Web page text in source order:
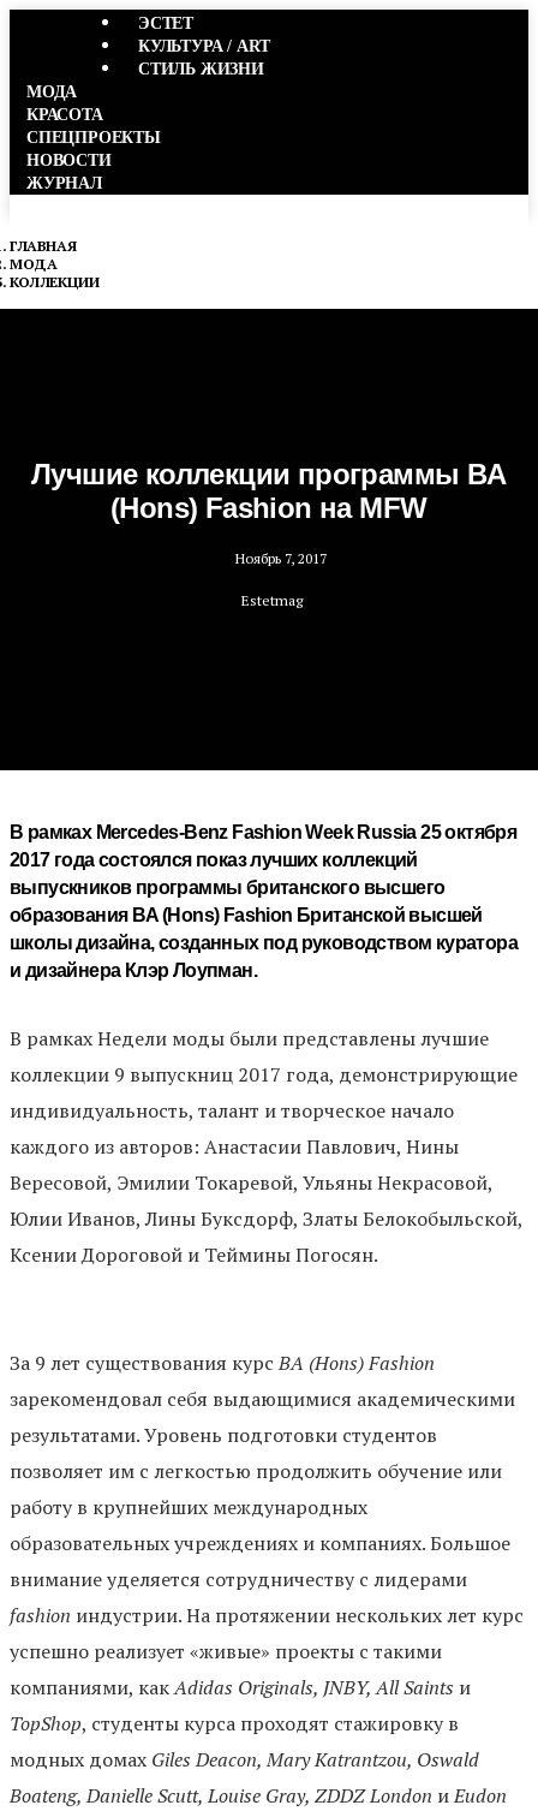
ЭСТЕТ
КУЛЬТУРА / ART
СТИЛЬ ЖИЗНИ
МОДА
КРАСОТА
СПЕЦПРОЕКТЫ
НОВОСТИ
ЖУРНАЛ
ГЛАВНАЯ
МОДА
КОЛЛЕКЦИИ
Лучшие коллекции программы BA
(Hons) Fashion на MFW
Ноябрь 7, 2017
Estetmag
В рамках Mercedes-Benz Fashion Week Russia 25 октября
2017 года состоялся показ лучших коллекций
выпускников программы британского высшего
образования BA (Hons) Fashion Британской высшей
школы дизайна, созданных под руководством куратора
и дизайнера Клэр Лоупман.
В рамках Недели моды были представлены лучшие
коллекции 9 выпускниц 2017 года, демонстрирующие
индивидуальность, талант и творческое начало
каждого из авторов: Анастасии Павлович, Нины
Вересовой, Эмилии Токаревой, Ульяны Некрасовой,
Юлии Иванов, Лины Буксдорф, Златы Белокобыльской,
Ксении Дороговой и Теймины Погосян.
За 9 лет существования курсBA (Hons) Fashion
зарекомендовал себя выдающимися академическими
результатами. Уровень подготовки студентов
позволяет им с легкостью продолжить обучение или
работу в крупнейших международных
образовательных учреждениях и компаниях. Большое
внимание уделяется сотрудничеству с лидерами
fashion индустрии. На протяжении нескольких лет курс
успешно реализует «живые» проекты с такими
компаниями, какAdidas Originals, JNBY, All Saints и
TopShop, студенты курса проходят стажировку в
модных домах Giles Deacon, Mary Katrantzou, Oswald
Boateng, Danielle Scutt, Louise Gray, ZDDZ London иEudon